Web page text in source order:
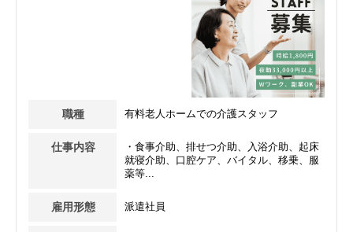
職種 有料老人ホームでの介護スタッフ
仕事内容
・食事介助、排せつ介助、入浴介助、起床
就寝介助、口腔ケア、バイタル、移乗、服
薬等...
雇用形態 派遣社員